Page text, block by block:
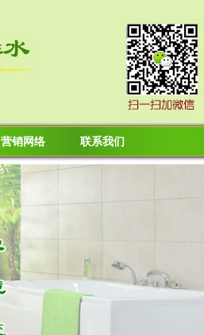
营销网络 联系我们